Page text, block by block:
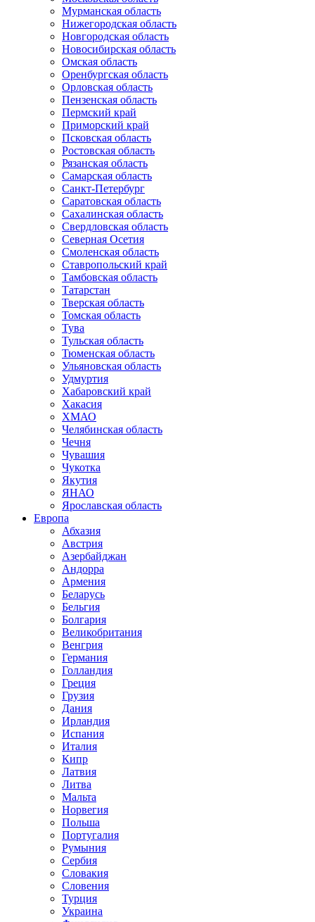
Мурманская область
Нижегородская область
Новгородская область
Новосибирская область
Омская область
Оренбургская область
Орловская область
Пензенская область
Пермский край
Приморский край
Псковская область
Ростовская область
Рязанская область
Самарская область
Санкт-Петербург
Саратовская область
Сахалинская область
Свердловская область
Северная Осетия
Смоленская область
Ставропольский край
Тамбовская область
Татарстан
Тверская область
Томская область
Тува
Тульская область
Тюменская область
Ульяновская область
Удмуртия
Хабаровский край
Хакасия
ХМАО
Челябинская область
Чечня
Чувашия
Чукотка
Якутия
ЯНАО
Ярославская область
Европа
Абхазия
Австрия
Азербайджан
Андорра
Армения
Беларусь
Бельгия
Болгария
Великобритания
Венгрия
Германия
Голландия
Греция
Грузия
Дания
Ирландия
Испания
Италия
Кипр
Латвия
Литва
Мальта
Норвегия
Польша
Португалия
Румыния
Сербия
Словакия
Словения
Турция
Украина